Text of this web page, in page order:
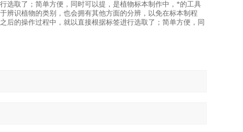
选取了；简单方便，同时可以提，是植物标本制作中，*的工具
辨识植物的类别，也会拥有其他方面的分辨，以免在标本制程
后的操作过程中，就以直接根据标签进行选取了；简单方便，同